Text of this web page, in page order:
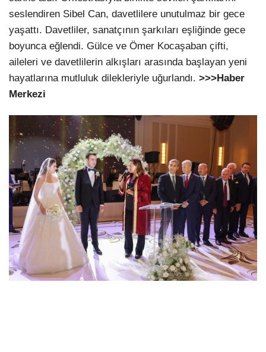
seslendiren Sibel Can, davetlilere unutulmaz bir gece
yaşattı. Davetliler, sanatçının şarkıları eşliğinde gece
boyunca eğlendi. Gülce ve Ömer Kocaşaban çifti,
aileleri ve davetlilerin alkışları arasında başlayan yeni
hayatlarına mutluluk dilekleriyle uğurlandı. >>>Haber
Merkezi